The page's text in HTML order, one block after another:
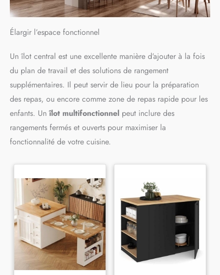
Élargir l’espace fonctionnel
Un îlot central est une excellente manière d’ajouter à la fois
du plan de travail et des solutions de rangement
supplémentaires. Il peut servir de lieu pour la préparation
des repas, ou encore comme zone de repas rapide pour les
enfants. Unîlot multifonctionnel peut inclure des
rangements fermés et ouverts pour maximiser la
fonctionnalité de votre cuisine.